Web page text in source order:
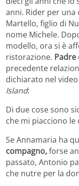
anni. Rider per
Martello, figlio di
nome Michele.
modello, ora si è
ristorazione. Padre
precedente
dichiarato nel
Island:
Di due cose sono
che mi piacciono le
Se Annamaria ha
compagno,forse
passato, Antonio
che nutre per la